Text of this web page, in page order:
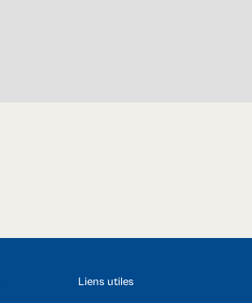
Liens utiles